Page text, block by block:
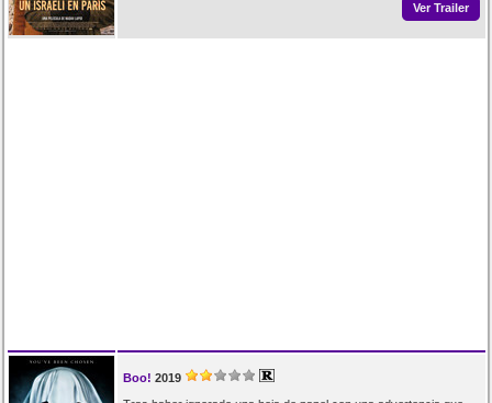
Ver Trailer
Boo! 2019